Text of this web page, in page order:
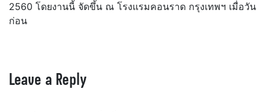
2560 โดยงานนี้ จัดขึ้น ณ โรงแรมคอนราด กรุงเทพฯ เมื่อวัน
ก่อน
Leave a Reply